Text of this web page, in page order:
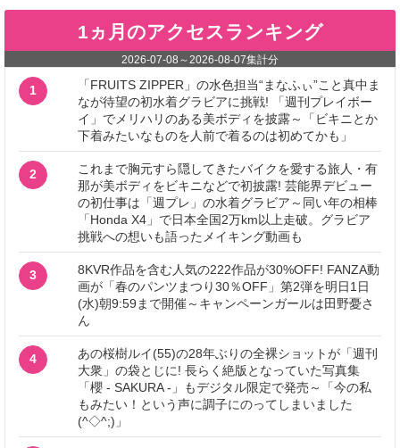
1ヵ月のアクセスランキング
2026-07-08 ～2026-08-07集計分
1
「FRUITS ZIPPER」の水色担当“まなふぃ”こと真中ま
なが待望の初水着グラビアに挑戦! 「週刊プレイボー
イ」でメリハリのある美ボディを披露～「ビキニとか
下着みたいなものを人前で着るのは初めてかも」
2
これまで胸元すら隠してきたバイクを愛する旅人・有
那が美ボディをビキニなどで初披露! 芸能界デビュー
の初仕事は「週プレ」の水着グラビア～同い年の相棒
「Honda X4」で日本全国2万km以上走破。グラビア
挑戦への想いも語ったメイキング動画も
3
8KVR作品を含む人気の222作品が30%OFF! FANZA動
画が「春のパンツまつり30％OFF」第2弾を明日1日
(水)朝9:59まで開催～キャンペーンガールは田野憂さ
ん
4
あの桜樹ルイ(55)の28年ぶりの全裸ショットが「週刊
大衆」の袋とじに! 長らく絶版となっていた写真集
「櫻 - SAKURA -」もデジタル限定で発売～「今の私
もみたい！という声に調子にのってしまいました
(^◇^;)」